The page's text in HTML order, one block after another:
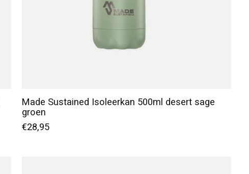
Made Sustained Isoleerkan 500ml desert sage
groen
€28,95